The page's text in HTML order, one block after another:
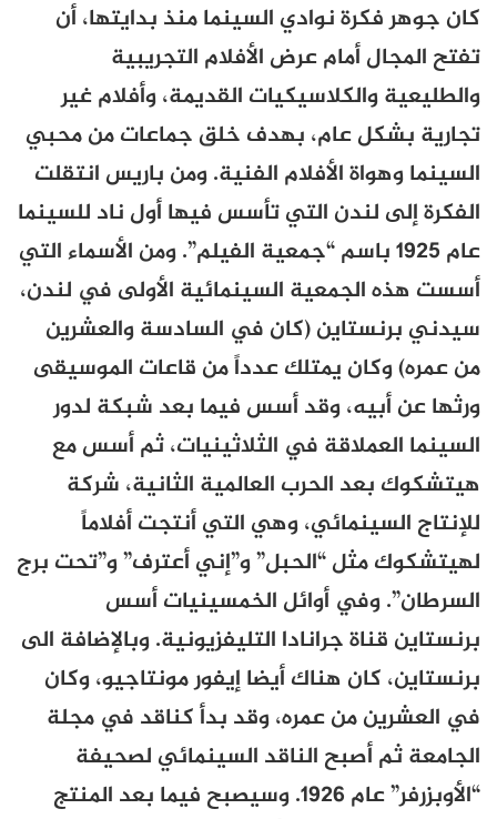
كان جوهر فكرة نوادي السينما منذ بدايتها، أن
تفتح المجال أمام عرض الأفلام التجريبية
والطليعية والكلاسيكيات القديمة، وأفلام غير
تجارية بشكل عام، بهدف خلق جماعات من محبي
السينما وهواة الأفلام الفنية. ومن باريس انتقلت
الفكرة إلى لندن التي تأسس فيها أول ناد للسينما
عام 1925 باسم “جمعية الفيلم”. ومن الأسماء التي
أسست هذه الجمعية السينمائية الأولى في لندن،
سيدني برنستاين (كان في السادسة والعشرين
من عمره) وكان يمتلك عدداً من قاعات الموسيقى
ورثها عن أبيه، وقد أسس فيما بعد شبكة لدور
السينما العملاقة في الثلاثينيات، ثم أسس مع
هيتشكوك بعد الحرب العالمية الثانية، شركة
للإنتاج السينمائي، وهي التي أنتجت أفلاماً
لهيتشكوك مثل “الحبل” و”إني أعترف” و”تحت برج
السرطان”. وفي أوائل الخمسينيات أسس
برنستاين قناة جرانادا التليفزيونية. وبالإضافة الى
برنستاين، كان هناك أيضا إيفور مونتاجيو، وكان
في العشرين من عمره، وقد بدأ كناقد في مجلة
الجامعة ثم أصبح الناقد السينمائي لصحيفة
“الأوبزرفر” عام 1926. وسيصبح فيما بعد المنتج